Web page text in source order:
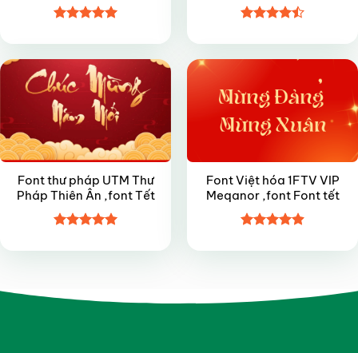
hạng55
sao
hạng4.45
5 sao
Font thư pháp UTM Thư
Pháp Thiên Ân ,font Tết
hạng55
Font Việt hóa 1FTV VIP
Meqanor ,font Font tết
hạng4.95